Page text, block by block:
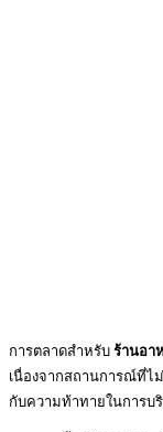
การตลาดสำหรับ ร้านอา
เนื่องจากสถานการณ์ที่ไ
กับความท้าทายในการบ